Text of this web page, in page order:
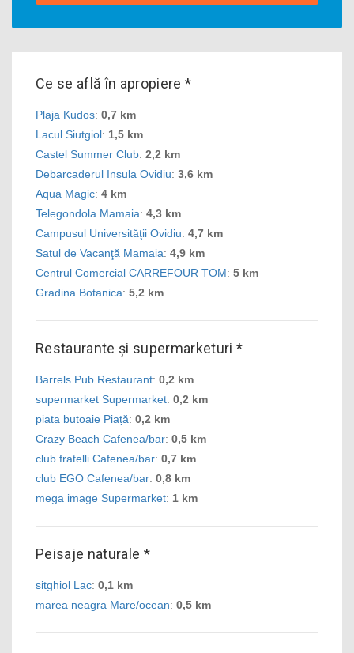
Ce se află în apropiere *
Plaja Kudos: 0,7 km
Lacul Siutgiol: 1,5 km
Castel Summer Club: 2,2 km
Debarcaderul Insula Ovidiu: 3,6 km
Aqua Magic: 4 km
Telegondola Mamaia: 4,3 km
Campusul Universităţii Ovidiu: 4,7 km
Satul de Vacanţă Mamaia: 4,9 km
Centrul Comercial CARREFOUR TOM: 5 km
Gradina Botanica: 5,2 km
Restaurante și supermarketuri *
Barrels Pub Restaurant: 0,2 km
supermarket Supermarket: 0,2 km
piata butoaie Piață: 0,2 km
Crazy Beach Cafenea/bar: 0,5 km
club fratelli Cafenea/bar: 0,7 km
club EGO Cafenea/bar: 0,8 km
mega image Supermarket: 1 km
Peisaje naturale *
sitghiol Lac: 0,1 km
marea neagra Mare/ocean: 0,5 km